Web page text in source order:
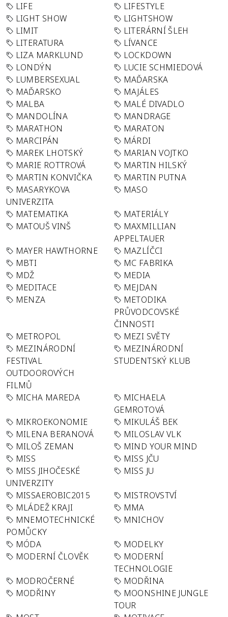
LIFE
LIFESTYLE
LIGHT SHOW
LIGHTSHOW
LIMIT
LITERÁRNÍ ŠLEH
LITERATURA
LÍVANCE
LIZA MARKLUND
LOCKDOWN
LONDÝN
LUCIE SCHMIEDOVÁ
LUMBERSEXUAL
MAĎARSKA
MAĎARSKO
MAJÁLES
MALBA
MALÉ DIVADLO
MANDOLÍNA
MANDRAGE
MARATHON
MARATON
MARCIPÁN
MÁRDI
MAREK LHOTSKÝ
MARIAN VOJTKO
MARIE ROTTROVÁ
MARTIN HILSKÝ
MARTIN KONVIČKA
MARTIN PUTNA
MASARYKOVA
UNIVERZITA
MASO
MATEMATIKA
MATERIÁLY
MATOUŠ VINŠ
MAXMILLIAN
APPELTAUER
MAYER HAWTHORNE
MAZLÍČCI
MBTI
MC FABRIKA
MDŽ
MEDIA
MEDITACE
MEJDAN
MENZA
METODIKA
PRŮVODCOVSKÉ
ČINNOSTI
METROPOL
MEZI SVĚTY
MEZINÁRODNÍ
FESTIVAL
OUTDOOROVÝCH
FILMŮ
MEZINÁRODNÍ
STUDENTSKÝ KLUB
MICHA MAREDA
MICHAELA
GEMROTOVÁ
MIKROEKONOMIE
MIKULÁŠ BEK
MILENA BERANOVÁ
MILOSLAV VLK
MILOŠ ZEMAN
MIND YOUR MIND
MISS
MISS JČU
MISS JIHOČESKÉ
UNIVERZITY
MISS JU
MISSAEROBIC2015
MISTROVSTVÍ
MLÁDEŽ KRAJI
MMA
MNEMOTECHNICKÉ
POMŮCKY
MNICHOV
MÓDA
MODELKY
MODERNÍ ČLOVĚK
MODERNÍ
TECHNOLOGIE
MODROČERNÉ
MODŘINA
MODŘINY
MOONSHINE JUNGLE
TOUR